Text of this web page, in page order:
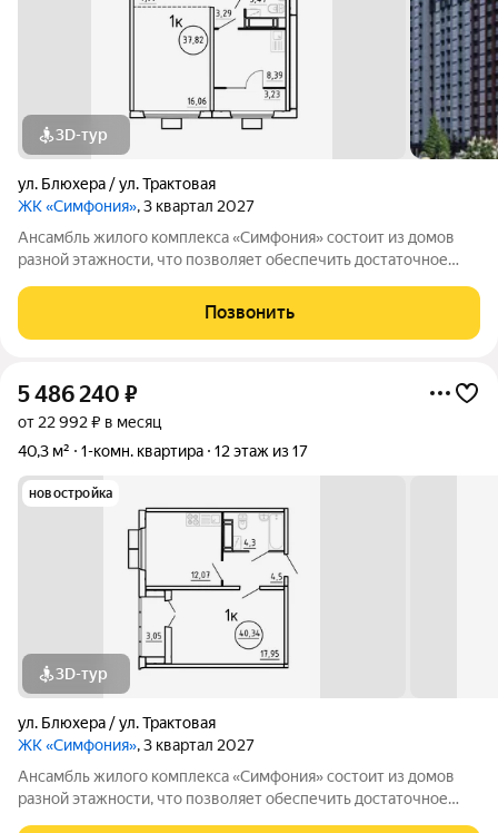
3D-тур
ул. Блюхера / ул. Трактовая
ЖК «Симфония», 3 квартал 2027
Ансамбль жилого комплекса «Симфония» состоит из домов
разной этажности, что позволяет обеспечить достаточное
времени и предлагаем квартиры с уже готовой базовой
отделкой. Заезжайте и живите! ЖК
Позвонить
5 486 240 ₽
от 22 992 ₽ в месяц
40,3 м²
1-комн. квартира 12 этаж из 17
новостройка
3D-тур
ул. Блюхера / ул. Трактовая
ЖК «Симфония», 3 квартал 2027
Ансамбль жилого комплекса «Симфония» состоит из домов
разной этажности, что позволяет обеспечить достаточное